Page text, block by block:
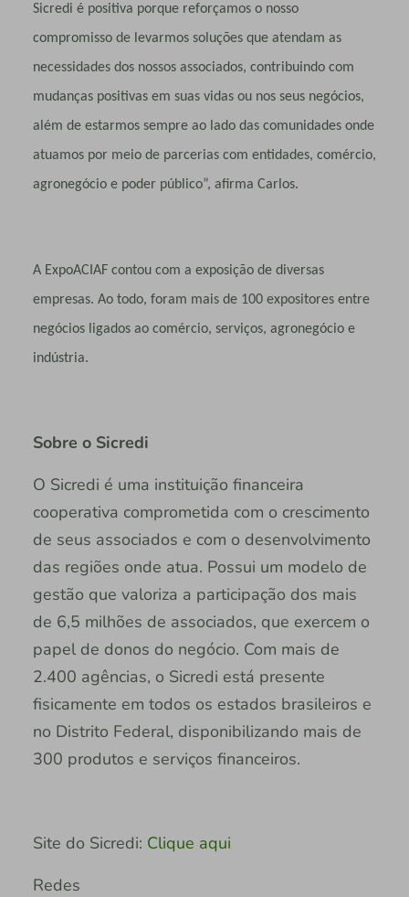
Sicredi é positiva porque reforçamos o nosso
compromisso de levarmos soluções que atendam as
necessidades dos nossos associados, contribuindo com
mudanças positivas em suas vidas ou nos seus negócios,
além de estarmos sempre ao lado das comunidades onde
atuamos por meio de parcerias com entidades, comércio,
agronegócio e poder público”, afirma Carlos.
A ExpoACIAF contou com a exposição de diversas
empresas. Ao todo, foram mais de 100 expositores entre
negócios ligados ao comércio, serviços, agronegócio e
indústria.
Sobre o Sicredi
O Sicredi é uma instituição financeira
cooperativa comprometida com o crescimento
de seus associados e com o desenvolvimento
das regiões onde atua. Possui um modelo de
gestão que valoriza a participação dos mais
de 6,5 milhões de associados, que exercem o
papel de donos do negócio. Com mais de
2.400 agências, o Sicredi está presente
fisicamente em todos os estados brasileiros e
no Distrito Federal, disponibilizando mais de
300 produtos e serviços financeiros.
Site do Sicredi: Clique aqui
Redes